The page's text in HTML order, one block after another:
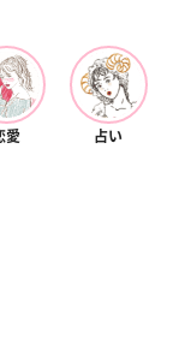
愛 占い